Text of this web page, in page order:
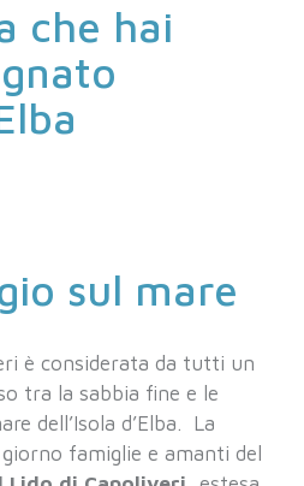
che hai
sul mare
è considerata da tutti un
tra la sabbia fine e le
dell’Isola d’Elba. La
famiglie e amanti del